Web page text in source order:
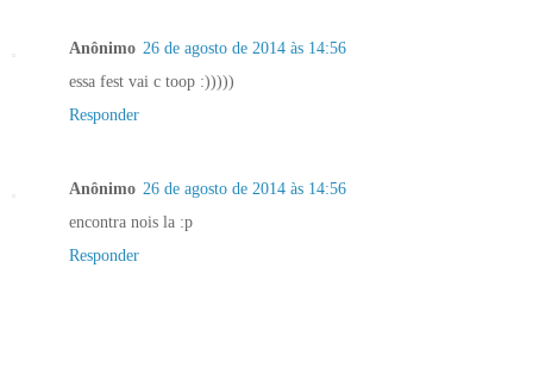
Anônimo 26 de agosto de 2014 às 14:56
essa fest vai c toop :)))))
Responder
Anônimo 26 de agosto de 2014 às 14:56
encontra nois la :p
Responder